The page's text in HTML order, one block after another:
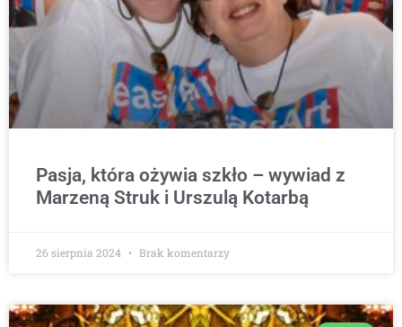
Pasja, która ożywia szkło – wywiad z
Marzeną Struk i Urszulą Kotarbą
26 sierpnia 2024 Brak komentarzy